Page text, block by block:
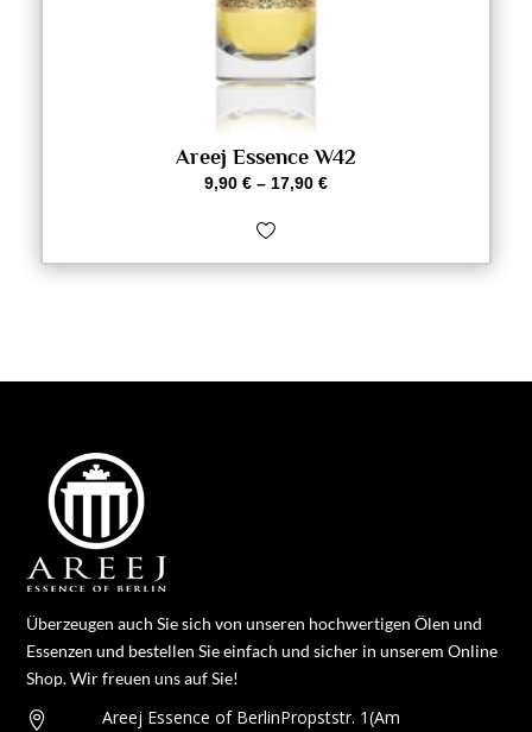
Areej Essence W42
9,90 €– 17,90 €
Überzeugen auch Sie sich von unseren hochwertigen Ölen und
Essenzen und bestellen Sie einfach und sicher in unserem Online
Shop. Wir freuen uns auf Sie!
 Areej Essence of BerlinPropststr. 1(Am